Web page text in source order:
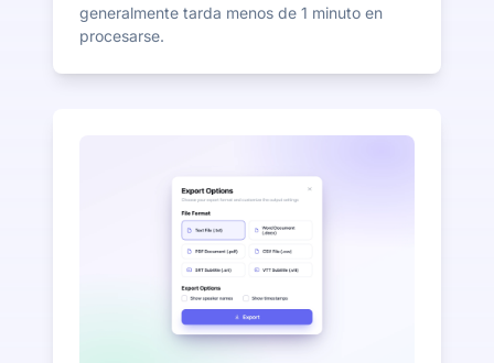
generalmente tarda menos de 1 minuto en
procesarse.